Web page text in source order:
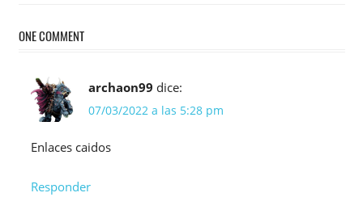
entradas
ONE COMMENT
archaon99 dice:
07/03/2022 a las 5:28 pm
Enlaces caidos
Responder